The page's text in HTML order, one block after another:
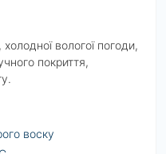
вологої погоди,
покриття,
воску